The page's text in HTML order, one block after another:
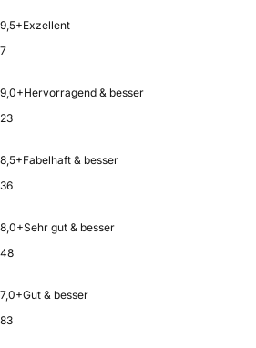
9,5+Exzellent
7
9,0+Hervorragend & besser
23
8,5+Fabelhaft & besser
36
8,0+Sehr gut & besser
48
7,0+Gut & besser
83